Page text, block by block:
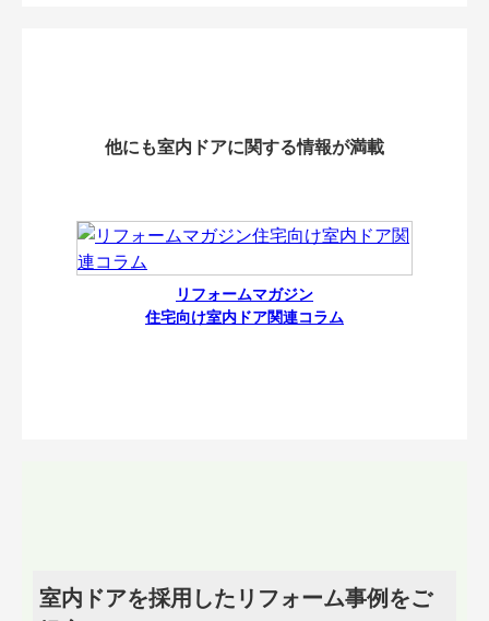
他にも室内ドアに関する情報が満載
リフォームマガジン
住宅向け室内ドア関連コラム
室内ドアを採用したリフォーム事例をご